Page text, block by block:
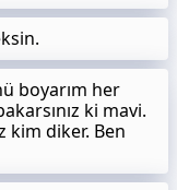
boyarım her
ki mavi.
kim diker. Ben